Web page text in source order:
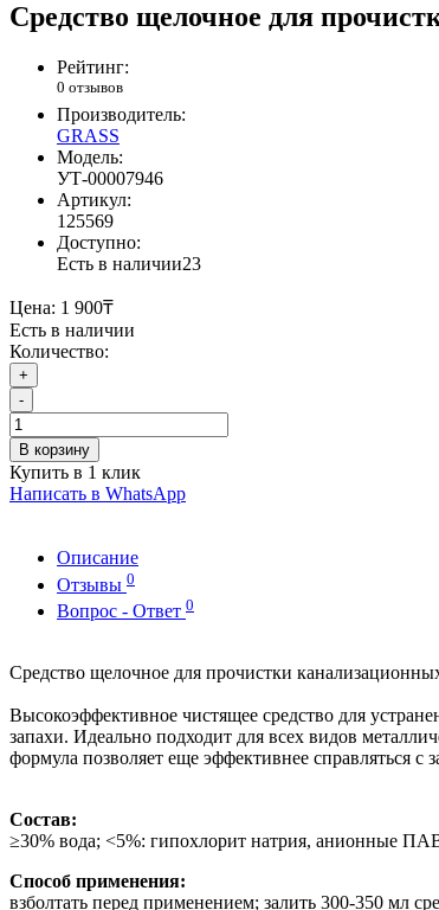
Средство щелочное для
Рейтинг:
0 отзывов
Производитель:
GRASS
Модель:
УТ-00007946
Артикул:
125569
Доступно:
Есть в наличии23
Цена: 1 900₸
Есть в наличии
Количество:
+
-
В корзину
Купить в 1 клик
Написать в WhatsApp
Описание
Отзывы 0
Вопрос - Ответ 0
Средство щелочное для прочистки
Высокоэффективное чистящее средство для
запахи. Идеально подходит для всех видов
формула позволяет еще эффективнее справляться с
Состав:
≥30% вода; <5%: гипохлорит натрия, анионные
Способ применения:
взболтать перед применением; залить 300-350 мл